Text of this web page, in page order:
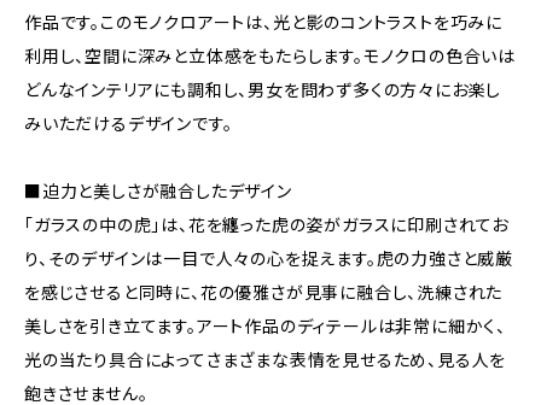
作品です。このモノクロアートは、光と影のコントラストを巧みに
利用し、空間に深みと立体感をもたらします。モノクロの色合いは
どんなインテリアにも調和し、男女を問わず多くの方々にお楽し
みいただけるデザインです。
■迫力と美しさが融合したデザイン
「ガラスの中の虎」は、花を纏った虎の姿がガラスに印刷されてお
り、そのデザインは一目で人々の心を捉えます。虎の力強さと威厳
を感じさせると同時に、花の優雅さが見事に融合し、洗練された
美しさを引き立てます。アート作品のディテールは非常に細かく、
光の当たり具合によってさまざまな表情を見せるため、見る人を
飽きさせません。